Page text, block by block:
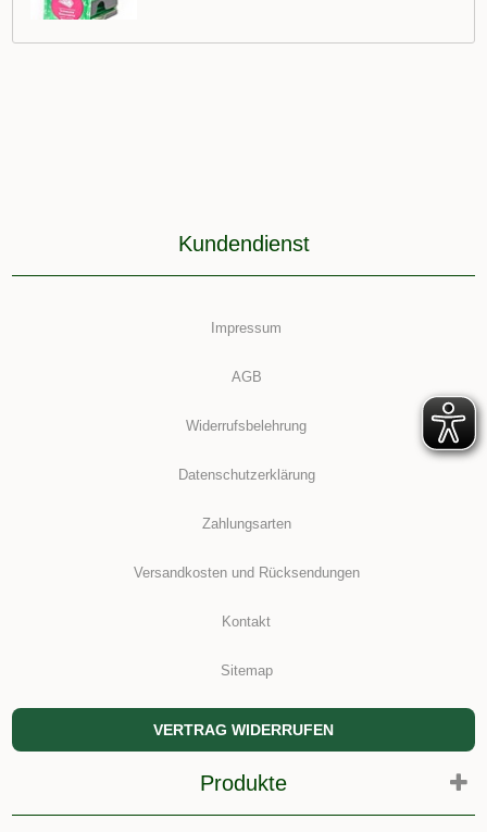
Kundendienst
Impressum
AGB
Widerrufsbelehrung
Datenschutzerklärung
Zahlungsarten
Versandkosten und Rücksendungen
Kontakt
Sitemap
VERTRAG WIDERRUFEN
Produkte